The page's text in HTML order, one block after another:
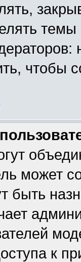
чтобы
может
быть
к